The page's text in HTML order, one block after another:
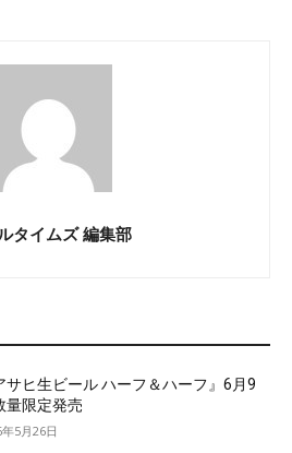
タイムズ 編集部
サヒ生ビール ハーフ＆ハーフ』6月9
量限定発売
5月26日